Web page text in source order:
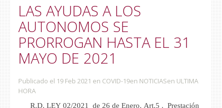
LAS AYUDAS A LOS
AUTONOMOS SE
PRORROGAN HASTA EL 31
MAYO DE 2021
Publicado el 19 Feb 2021 en COVID-19en NOTICIASen ULTIMA
HORA
R.D. LEY 02/2021 de 26 de Enero. Art.5 . Prestación